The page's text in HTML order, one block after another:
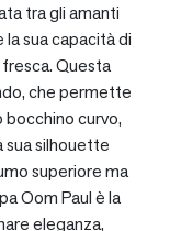
tra gli amanti
sua capacità di
Questa
che permette
bocchino curvo,
sua silhouette
superiore ma
Oom Paul è la
eleganza,